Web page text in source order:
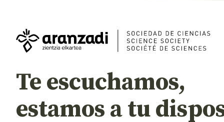
Te escuchamos,
estamos a tu